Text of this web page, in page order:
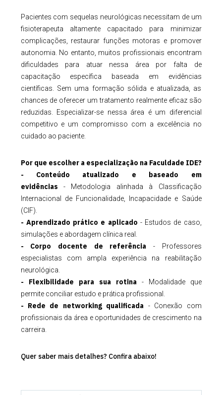
Pacientes com sequelas neurológicas necessitam de um
fisioterapeuta altamente capacitado para minimizar
complicações, restaurar funções motoras e promover
autonomia. No entanto, muitos profissionais encontram
dificuldades para atuar nessa área por falta de
capacitação específica baseada em evidências
científicas. Sem uma formação sólida e atualizada, as
chances de oferecer um tratamento realmente eficaz são
reduzidas. Especializar-se nessa área é um diferencial
competitivo e um compromisso com a excelência no
cuidado ao paciente.
Por que escolher a especialização na Faculdade IDE?
- Conteúdo atualizado e baseado em
evidências
- Metodologia alinhada à Classificação
Internacional de Funcionalidade, Incapacidade e Saúde
(CIF).
- Aprendizado prático e aplicado - Estudos de caso,
simulações e abordagem clínica real.
- Corpo docente de referência
- Professores
especialistas com ampla experiência na reabilitação
neurológica.
- Flexibilidade para sua rotina - Modalidade que
permite conciliar estudo e prática profissional.
- Rede de networking qualificada
- Conexão com
profissionais da área e oportunidades de crescimento na
carreira.
Quer saber mais detalhes? Confira abaixo!